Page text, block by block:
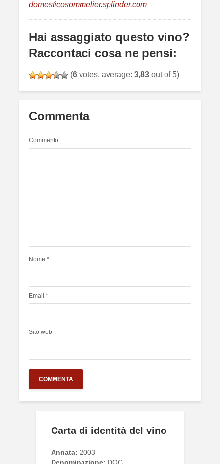
domesticosommelier.splinder.com
Hai assaggiato questo vino?
Raccontaci cosa ne pensi:
(6 votes, average: 3,83 out of 5)
Commenta
Commento
Nome *
Email *
Sito web
Carta di identità del vino
Annata: 2003
Denominazione: DOC